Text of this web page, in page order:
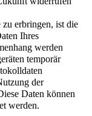
erbringen, ist die
Ihres
werden
temporär
der
Daten können
werden.